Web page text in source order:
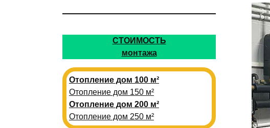
СТОИМОСТЬ
монтажа
Отопление дом 100 м²
Отопление дом 150 м²
Отопление дом 200 м²
Отопление дом 250 м²